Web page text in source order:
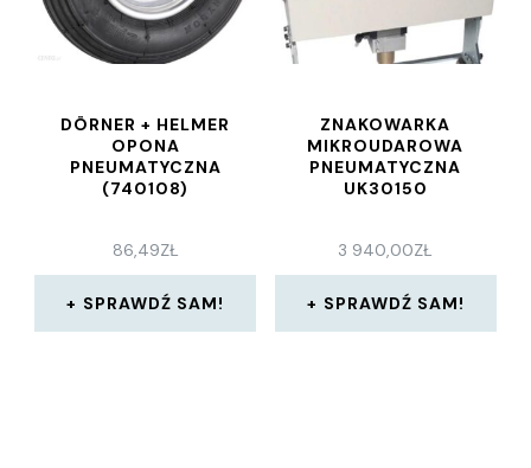
DÖRNER + HELMER
OPONA
PNEUMATYCZNA
(740108)
86,49ZŁ
SPRAWDŹ SAM!
ZNAKOWARKA
MIKROUDAROWA
PNEUMATYCZNA
UK30150
3 940,00ZŁ
SPRAWDŹ SAM!